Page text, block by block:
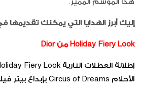
إليك أبرز الهدايا التي يمكنك تقديمها
Holiday Fiery Look من Dior
الأحلام Circus of Dreams بإبداع بيتر فيليبس من Dior